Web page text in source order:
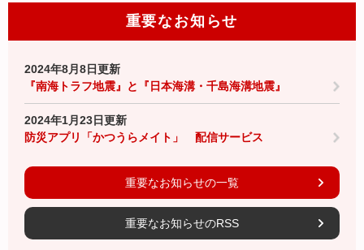
重要なお知らせ
2024年8月8日更新
『南海トラフ地震』と『日本海溝・千島海溝地震』
2024年1月23日更新
防災アプリ「かつうらメイト」 配信サービス
重要なお知らせの一覧
重要なお知らせのRSS